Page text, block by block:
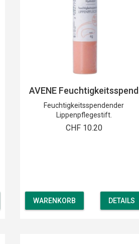
AVENE Feuchtigkeitsspend
Feuchtigkeitsspendender
Lippenpflegestift.
CHF 10.20
WARENKORB DETAILS